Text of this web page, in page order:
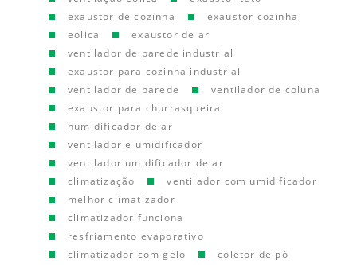
exaustor de cozinha
exaustor cozinha
eolica
exaustor de ar
ventilador de parede industrial
exaustor para cozinha industrial
ventilador de parede
ventilador de coluna
exaustor para churrasqueira
humidificador de ar
ventilador e umidificador
ventilador umidificador de ar
climatização
ventilador com umidificador
melhor climatizador
climatizador funciona
resfriamento evaporativo
climatizador com gelo
coletor de pó